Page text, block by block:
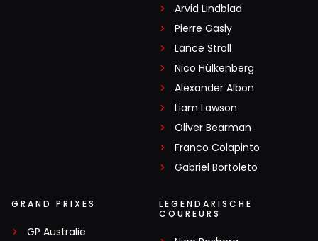
Arvid Lindblad
Pierre Gasly
Lance Stroll
Nico Hülkenberg
Alexander Albon
Liam Lawson
Oliver Bearman
Franco Colapinto
Gabriel Bortoleto
GRAND PRIXES
GP Australië
LEGENDARISCHE
COUREURS